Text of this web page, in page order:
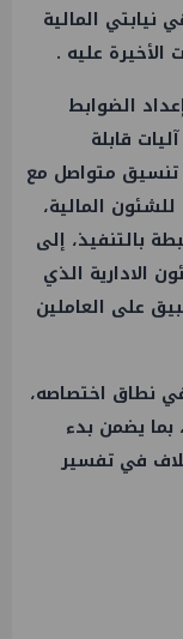
نيابتي المالية
الأخيرة عليه .
الضوابط
قابلة
تنسيق متواصل مع
المالية،
بالتنفيذ، إلى
الادارية الذي
على العاملين
نطاق اختصاصه،
يضمن بدء
في تفسير